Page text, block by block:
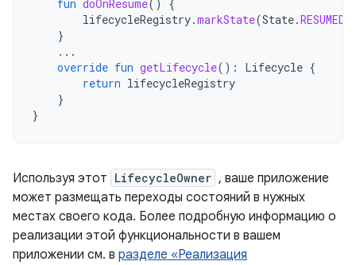
fun doOnResume()
{
lifecycleRegistry.markState(State.RESUMED
}
...
override fun getLifecycle(): Lifecycle {
return lifecycleRegistry
}
}
Используя этот LifecycleOwner , ваше приложение
может размещать переходы состояний в нужных
местах своего кода. Более подробную информацию о
реализации этой функциональности в вашем
приложении см. в разделе «Реализация